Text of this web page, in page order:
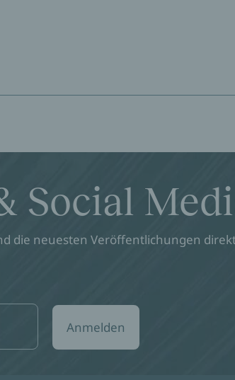
Social
die neuesten Veröffentlichungen
Anmelden